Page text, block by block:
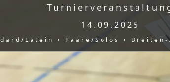
14.09.2025
Latein • Paare/Solos •